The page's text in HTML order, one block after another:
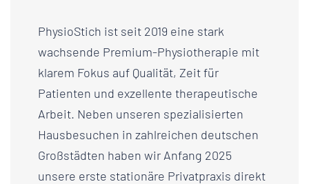
PhysioStich ist seit 2019 eine stark
wachsende Premium-Physiotherapie mit
klarem Fokus auf Qualität, Zeit für
Patienten und exzellente therapeutische
Arbeit. Neben unseren spezialisierten
Hausbesuchen in zahlreichen deutschen
Großstädten haben wir Anfang 2025
unsere erste stationäre Privatpraxis direkt